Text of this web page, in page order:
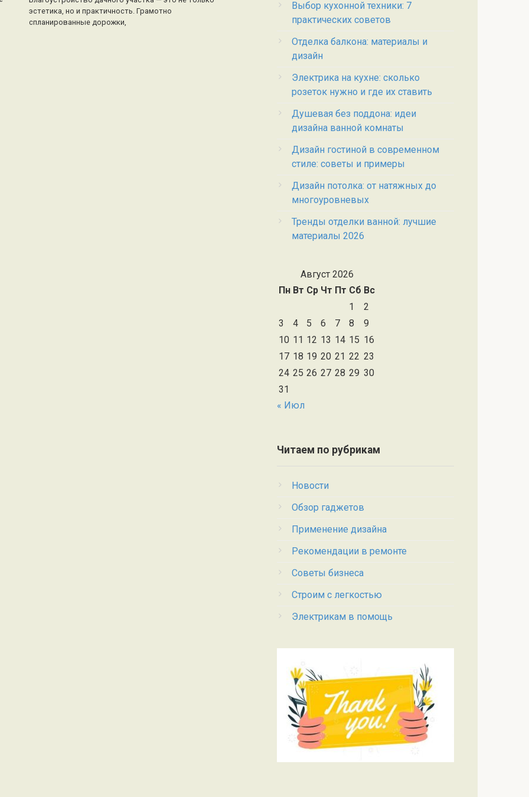
эстетика, но и практичность. Грамотно
спланированные дорожки,
Выбор кухонной техники: 7
практических советов
Отделка балкона: материалы и
дизайн
Электрика на кухне: сколько
розеток нужно и где их ставить
Душевая без поддона: идеи
дизайна ванной комнаты
Дизайн гостиной в современном
стиле: советы и примеры
Дизайн потолка: от натяжных до
многоуровневых
Тренды отделки ванной: лучшие
материалы 2026
Август 2026
Пн Вт Ср Чт Пт Сб Вс
1
2
3
4 5 6 7 8
9
10 11 12 13 14 15 16
17 18 19 20 21 22 23
24 25 26 27 28 29 30
31
« Июл
Читаем по рубрикам
Новости
Обзор гаджетов
Применение дизайна
Рекомендации в ремонте
Советы бизнеса
Строим с легкостью
Электрикам в помощь